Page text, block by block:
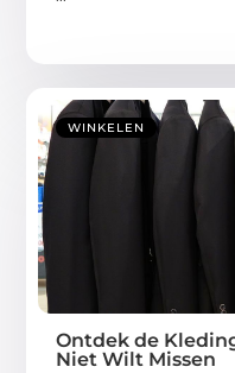
WINKELEN
Ontdek de
Niet Wilt Missen